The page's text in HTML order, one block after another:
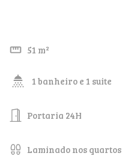
51 m²
1 banheiro e 1 suite
Portaria 24H
Laminado nos quartos